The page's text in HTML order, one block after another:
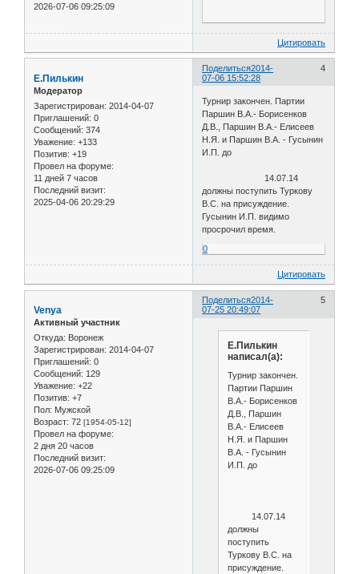
2026-07-06 09:25:09
Цитировать
Поделиться 4
2014-
07-06 15:52:28
Е.Пилькин
Модератор
Зарегистрирован: 2014-04-07
Приглашений: 0
Сообщений: 374
Уважение: +133
Позитив: +19
Провел на форуме:
11 дней 7 часов
Последний визит:
2025-04-06 20:29:29
Турнир закончен. Партии
Паршин В.А.- Борисенков
Д.В., Паршин В.А.- Елисеев
Н.Я. и Паршин В.А. - Гусынин
И.П. до
14.07.14
должны поступить Туркову
В.С. на присуждение.
Гусынин И.П. видимо
просрочил время.
0
Цитировать
Поделиться 5
2014-
07-25 20:49:07
Venya
Активный участник
Откуда: Воронеж
Зарегистрирован: 2014-04-07
Приглашений: 0
Сообщений: 129
Уважение: +22
Позитив: +7
Пол: Мужской
Возраст: 72 [1954-05-12]
Провел на форуме:
2 дня 20 часов
Последний визит:
2026-07-06 09:25:09
Е.Пилькин
написал(а):
Турнир закончен.
Партии Паршин
В.А.- Борисенков
Д.В., Паршин
В.А.- Елисеев
Н.Я. и Паршин
В.А. - Гусынин
И.П. до
14.07.14
должны
поступить
Туркову В.С. на
присуждение.